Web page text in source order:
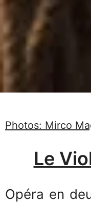
Photos: Mirco
Le
Opéra en